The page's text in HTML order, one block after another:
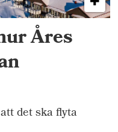
Åres
det ska flyta